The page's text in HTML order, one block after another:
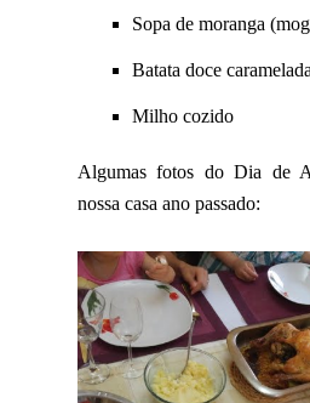
Sopa de moranga
Batata doce caramelada
Milho cozido
Algumas fotos do Dia de
nossa casa ano passado: